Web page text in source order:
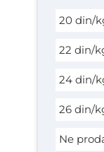
20 din/
22 din/
24 din/
26 din/
Ne